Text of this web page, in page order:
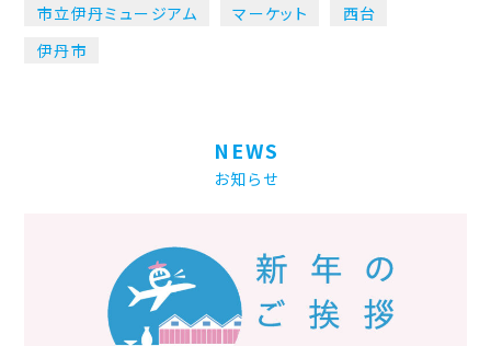
市立伊丹ミュージアム
マーケット
西台
伊丹市
NEWS
お知らせ